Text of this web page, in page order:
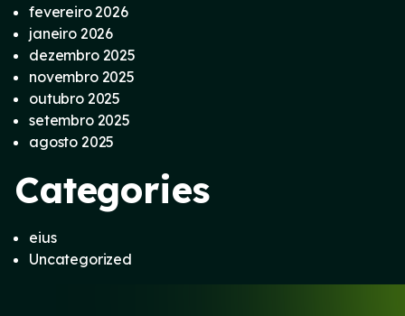
fevereiro 2026
janeiro 2026
dezembro 2025
novembro 2025
outubro 2025
setembro 2025
agosto 2025
Categories
eius
Uncategorized